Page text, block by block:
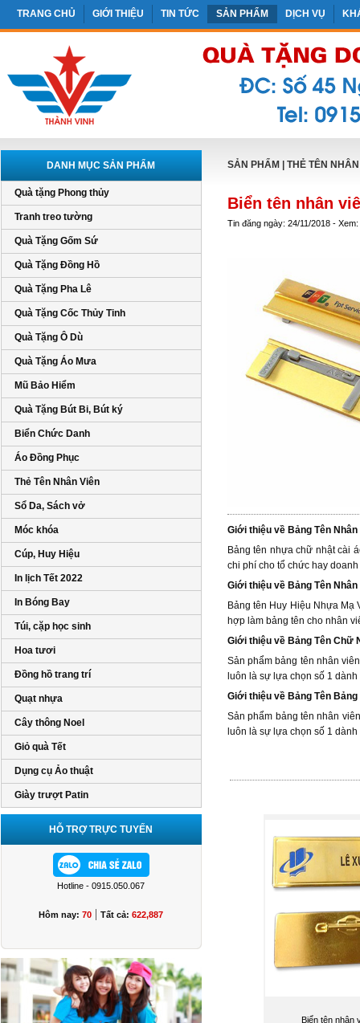
TRANG CHỦ GIỚI THIỆU TIN TỨC SẢN PHẨM DỊCH VỤ
DANH MỤC SẢN PHẨM
Quà tặng Phong thủy
Tranh treo tường
Quà Tặng Gốm Sứ
Quà Tặng Đồng Hồ
Quà Tặng Pha Lê
Quà Tặng Cốc Thủy Tinh
Quà Tặng Ô Dù
Quà Tặng Áo Mưa
Mũ Bảo Hiểm
Quà Tặng Bút Bi, Bút ký
Biển Chức Danh
Áo Đồng Phục
Thẻ Tên Nhân Viên
Sổ Da, Sách vở
Móc khóa
Cúp, Huy Hiệu
In lịch Tết 2022
In Bóng Bay
Túi, cặp học sinh
Hoa tươi
Đồng hồ trang trí
Quạt nhựa
Cây thông Noel
Giỏ quà Tết
Dụng cụ Ảo thuật
Giày trượt Patin
HỖ TRỢ TRỰC TUYẾN
Hotline - 0915.050.067
Hôm nay: 70 | Tất cả: 622,887
SẢN PHẨM THẺ TÊN
Biển tên nhân
Tin đăng ngày: 24/11/2018 -
Giới thiệu về Bảng Tên
Bảng tên nhựa chữ nhật cài
chi phí cho tổ chức hay
Giới thiệu về Bảng Tên
Bảng tên Huy Hiệu Nhựa Mạ
hợp làm bảng tên cho nhân
Giới thiệu về Bảng Tên Chữ
Sản phẩm bảng tên nhân
luôn là sự lựa chọn số 1
Giới thiệu về Bảng Tên Bảng
Sản phẩm bảng tên nhân
luôn là sự lựa chọn số 1
Biển tên nhân